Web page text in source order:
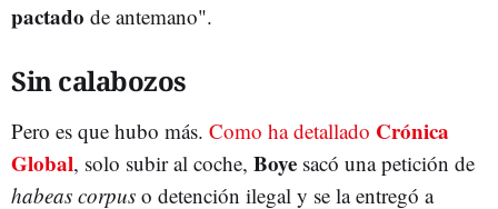
pactado de antemano".
Sin calabozos
Pero es que hubo más. Como ha detallado Crónica
Global, solo subir al coche, Boye sacó una petición de
habeas corpus o detención ilegal y se la entregó a